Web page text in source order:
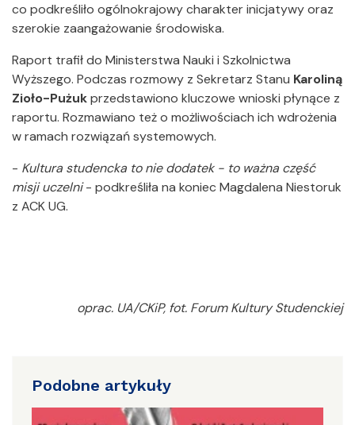
co podkreśliło ogólnokrajowy charakter inicjatywy oraz
szerokie zaangażowanie środowiska.
Raport trafił do Ministerstwa Nauki i Szkolnictwa
Wyższego. Podczas rozmowy z Sekretarz Stanu Karoliną
Zioło-Pużukprzedstawiono kluczowe wnioski płynące z
raportu. Rozmawiano też o możliwościach ich wdrożenia
w ramach rozwiązań systemowych.
- Kultura studencka to nie dodatek - to ważna część
misji uczelni- podkreśliła na koniec Magdalena Niestoruk
z ACK UG.
oprac. UA/CKiP, fot. Forum Kultury Studenckiej
Podobne artykuły